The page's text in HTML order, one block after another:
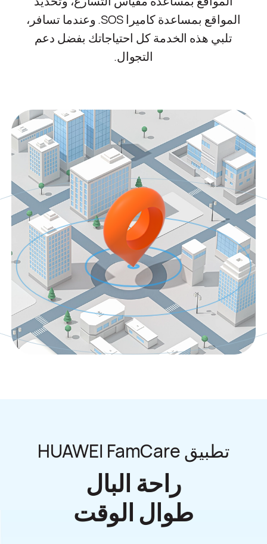
المواقع بمساعدة كاميرا SOS. وعندما تسافر،
تلبي هذه الخدمة كل احتياجاتك بفضل دعم
التجوال.
تطبيق HUAWEI FamCare
راحة البال
طوال الوقت